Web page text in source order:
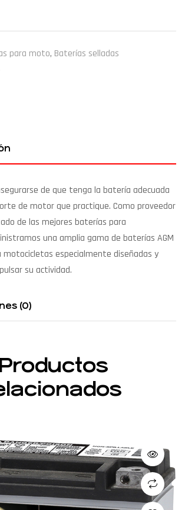
para moto, Baterías selladas
de que tenga la batería adecuada
de motor que practique. Como proveedor
de las mejores baterías para
una amplia gama de baterías AGM
motocicletas especialmente diseñadas y
su actividad.
(0)
Productos